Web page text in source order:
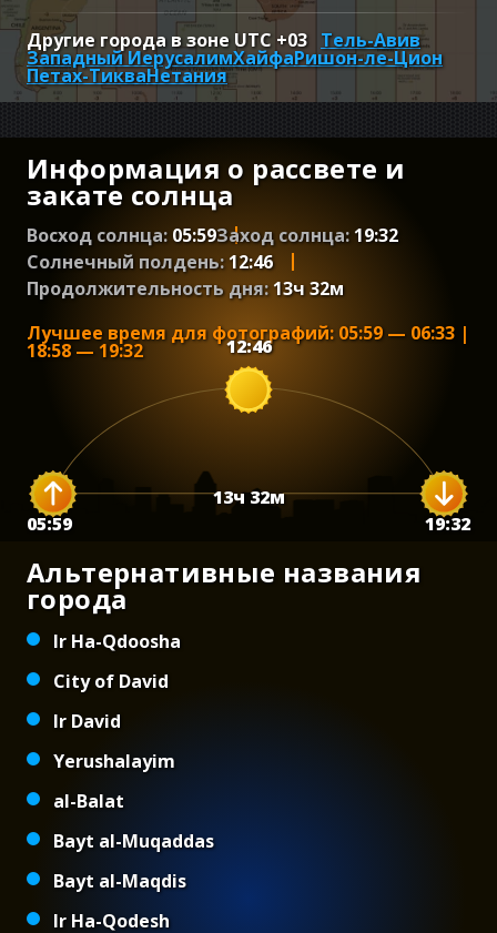
Другие города в зоне UTC +03 Тель-Авив
Западный ИерусалимХайфаРишон-ле-Цион
Петах-ТикваНетания
Информация о рассвете и
закате солнца
Восход солнца: 05:59Заход солнца: 19:32
Солнечный полдень: 12:46
Продолжительность дня: 13ч32м
Лучшее время для фотографий: 05:59— 06:33 |
18:58 — 19:32
05:59 19:32
12:46
13ч32м
Альтернативные названия
города
Ir Ha-Qdoosha
City of David
Ir David
Yerushalayim
al-Balat
Bayt al-Muqaddas
Bayt al-Maqdis
Ir Ha-Qodesh